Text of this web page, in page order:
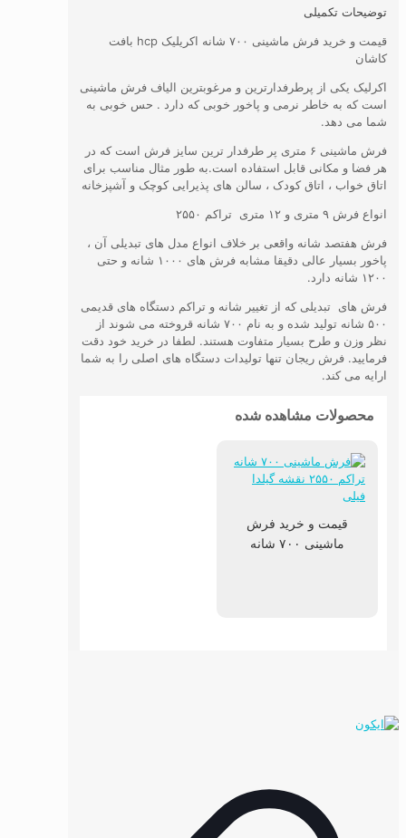
توضیحات تکمیلی
قیمت و خرید فرش ماشینی ۷۰۰ شانه اکریلیک hcp بافت
کاشان
اکرلیک یکی از پرطرفدارترین و مرغوبترین الیاف فرش ماشینی
است که به خاطر نرمی و پاخور خوبی که دارد . حس خوبی به
شما می دهد.
فرش ماشینی ۶ متری پر طرفدار ترین سایز فرش است که در
هر فضا و مکانی قابل استفاده است.به طور مثال مناسب برای
اتاق خواب ، اتاق کودک ، سالن های پذیرایی کوچک و آشپزخانه
انواع فرش ۹ متری و ۱۲ متری تراکم ۲۵۵۰
فرش هفتصد شانه واقعی بر خلاف انواع مدل های تبدیلی آن ،
پاخور بسیار عالی دقیقا مشابه فرش های ۱۰۰۰ شانه و حتی
۱۲۰۰ شانه دارد.
فرش های تبدیلی که از تغییر شانه و تراکم دستگاه های قدیمی
۵۰۰ شانه تولید شده و به نام ۷۰۰ شانه قروخته می شوند از
نظر وزن و طرح بسیار متفاوت هستند. لطفا در خرید خود دقت
فرمایید. فرش ریجان تنها تولیدات دستگاه های اصلی را به شما
ارايه می کند.
محصولات مشاهده شده
قیمت و خرید فرش
ماشینی ۷۰۰ شانه